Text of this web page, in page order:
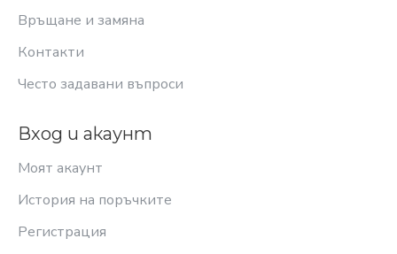
Връщане и замяна
Контакти
Често задавани въпроси
Вход и акаунт
Моят акаунт
История на поръчките
Регистрация